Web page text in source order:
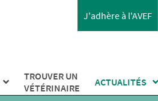
J'adhère à l'AVEF
TROUVER UN
VÉTÉRINAIRE
ACTUALITÉS